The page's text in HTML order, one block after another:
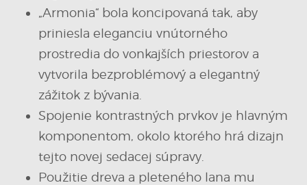
„Armonia“ bola koncipovaná tak, aby
priniesla eleganciu vnútorného
prostredia do vonkajších priestorov a
vytvorila bezproblémový a elegantný
zážitok z bývania.
Spojenie kontrastných prvkov je hlavným
komponentom, okolo ktorého hrá dizajn
tejto novej sedacej súpravy.
Použitie dreva a pleteného lana mu